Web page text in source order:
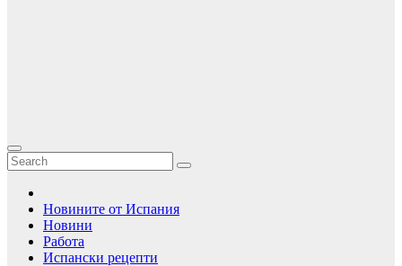
Новините от Испания
Новини
Работа
Испански рецепти